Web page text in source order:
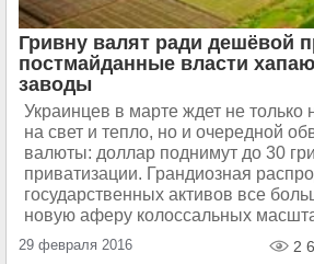
Гривну валят ради дешёвой
постмайданные власти
заводы
Украинцев в марте ждет не только
на свет и тепло, но и очередной
валюты: доллар поднимут до 30
приватизации. Грандиозная
государственных активов все
новую аферу колоссальных
29 февраля 2016 2